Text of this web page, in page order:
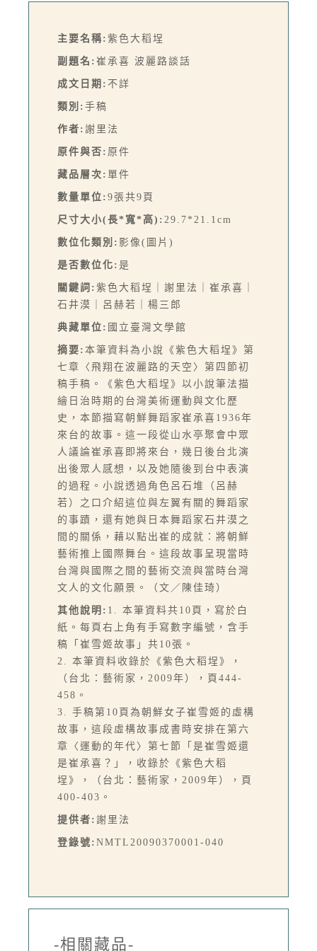
主要名稱: 紫色大稻埕
副題名: 崔承喜 波麗路談話
成文日期: 不詳
類別: 手稿
作者: 謝里法
原件與否: 原件
藏品層次: 單件
數量單位: 9張共9頁
尺寸大小(長*寬*高): 29.7*21.1cm
數位化類別: 影像(圖片)
是否數位化: 是
關鍵詞: 紫色大稻埕｜謝里法｜崔承喜｜
石井漠｜呂赫若｜楊三郎
典藏單位: 國立臺灣文學館
摘要: 本筆資料為小說《紫色大稻埕》第
七章〈飛翔在波麗路的天空〉第四節初
稿手稿。《紫色大稻埕》以小說筆法描
繪日治時期的台灣美術運動與文化歷
史，本節描寫朝鮮舞蹈家崔承喜1936年
來台的故事。這一段從山水亭聚會中眾
人議論崔承喜即將來台，幾日後台北演
出後眾人感想，以及她隨後到台中表演
的過程。小說透過角色呂石堆（呂赫
若）之口介紹這位與左翼有關的舞蹈家
的事蹟，還有她與日本舞蹈家石井漠之
間的關係，藉以點出崔的成就：將朝鮮
藝術推上國際舞台。這段故事呈現當時
台灣與國際之間的藝術交流與當時台灣
文人的文化願景。（文／陳佳琦）
其他說明: 1. 本筆資料共10頁，寫於白
紙。每頁右上角有手寫數字編號，含手
稿「崔雪姬故事」共10張。
2. 本筆資料收錄於《紫色大稻埕》，
（台北：藝術家，2009年），頁444-
458。
3. 手稿第10頁為朝鮮女子崔雪姬的虛構
故事，這段虛構故事成書時安排在第六
章〈運動的年代〉第七節「是崔雪姬還
是崔承喜？」，收錄於《紫色大稻
埕》，（台北：藝術家，2009年），頁
400-403。
提供者: 謝里法
登錄號: NMTL20090370001-040
-相關藏品-